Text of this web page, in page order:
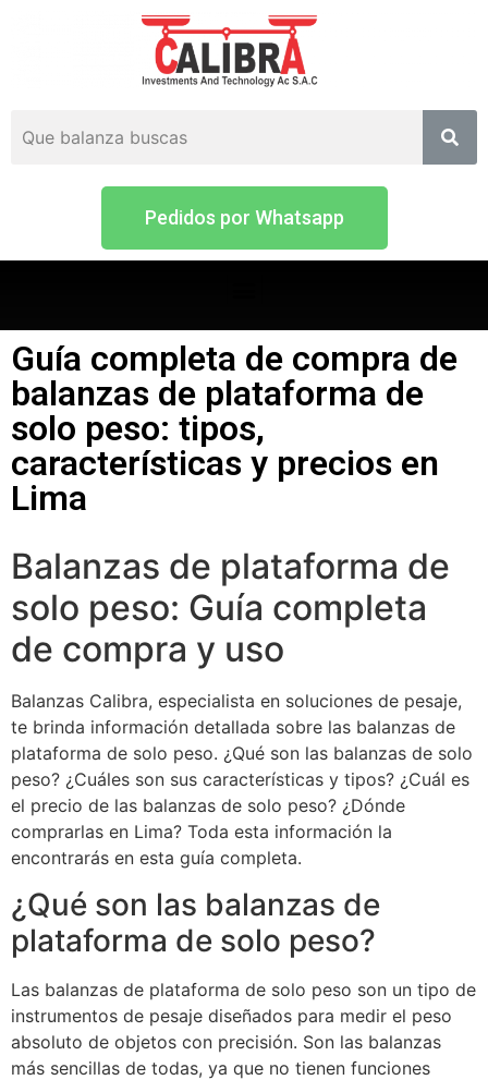
Pedidos por Whatsapp
Guía completa de compra de
balanzas de plataforma de
solo peso: tipos,
características y precios en
Lima
Balanzas de plataforma de
solo peso: Guía completa
de compra y uso
Balanzas Calibra, especialista en soluciones de pesaje,
te brinda información detallada sobre las balanzas de
plataforma de solo peso. ¿Qué son las balanzas de solo
peso? ¿Cuáles son sus características y tipos? ¿Cuál es
el precio de las balanzas de solo peso? ¿Dónde
comprarlas en Lima? Toda esta información la
encontrarás en esta guía completa.
¿Qué son las balanzas de
plataforma de solo peso?
Las balanzas de plataforma de solo peso son un tipo de
instrumentos de pesaje diseñados para medir el peso
absoluto de objetos con precisión. Son las balanzas
más sencillas de todas, ya que no tienen funciones